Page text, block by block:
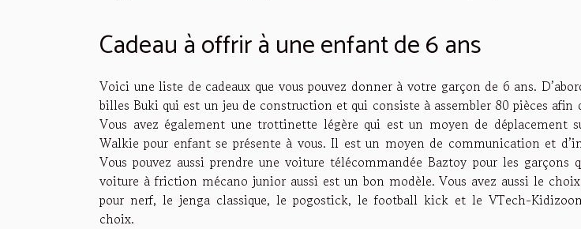
Cadeau à offrir à une enfant de 6 ans
Voici une liste de cadeaux que vous pouvez donner à votre garçon de 6 ans.
billes Buki qui est un jeu de construction et qui consiste à assembler 80 pièces
Vous avez également une trottinette légère qui est un moyen de déplacement
Walkie pour enfant se présente à vous. Il est un moyen de communication et
Vous pouvez aussi prendre une voiture télécommandée Baztoy pour les garçons
voiture à friction mécano junior aussi est un bon modèle. Vous avez aussi le
pour nerf, le jenga classique, le pogostick, le football kick et le VTech-
choix.